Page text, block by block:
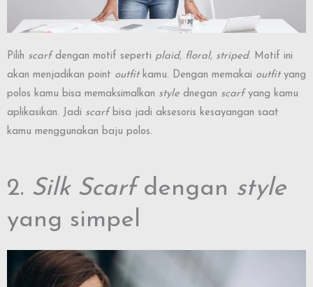
Pilih scarf dengan motif seperti plaid, floral, striped. Motif ini
akan menjadikan point outfit kamu. Dengan memakai outfit yang
polos kamu bisa memaksimalkan style dnegan scarf yang kamu
aplikasikan. Jadi scarfbisa jadi aksesoris kesayangan saat
kamu menggunakan baju polos.
2. Silk Scarfdengan style
yang simpel